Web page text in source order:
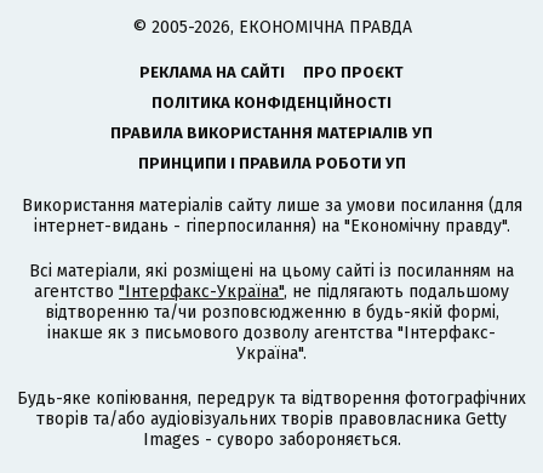
© 2005-2026, ЕКОНОМІЧНА ПРАВДА
РЕКЛАМА НА САЙТІ
ПРО ПРОЄКТ
ПОЛІТИКА КОНФІДЕНЦІЙНОСТІ
ПРАВИЛА ВИКОРИСТАННЯ МАТЕРІАЛІВ УП
ПРИНЦИПИ І ПРАВИЛА РОБОТИ УП
Використання матеріалів сайту лише за умови посилання (для
інтернет-видань - гіперпосилання) на "Економічну правду".
Всі матеріали, які розміщені на цьому сайті із посиланням на
агентство "Інтерфакс-Україна", не підлягають подальшому
відтворенню та/чи розповсюдженню в будь-якій формі,
інакше як з письмового дозволу агентства "Інтерфакс-
Україна".
Будь-яке копіювання, передрук та відтворення фотографічних
творів та/або аудіовізуальних творів правовласника Getty
Images - суворо забороняється.